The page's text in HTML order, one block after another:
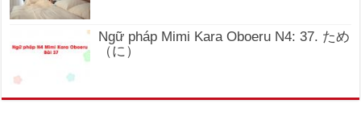
Ngữ pháp Mimi Kara Oboeru N4: 37. ため
（に）